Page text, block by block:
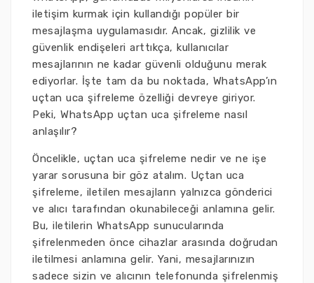
iletişim kurmak için kullandığı popüler bir
mesajlaşma uygulamasıdır. Ancak, gizlilik ve
güvenlik endişeleri arttıkça, kullanıcılar
mesajlarının ne kadar güvenli olduğunu merak
ediyorlar. İşte tam da bu noktada, WhatsApp’ın
uçtan uca şifreleme özelliği devreye giriyor.
Peki, WhatsApp uçtan uca şifreleme nasıl
anlaşılır?
Öncelikle, uçtan uca şifreleme nedir ve ne işe
yarar sorusuna bir göz atalım. Uçtan uca
şifreleme, iletilen mesajların yalnızca gönderici
ve alıcı tarafından okunabileceği anlamına gelir.
Bu, iletilerin WhatsApp sunucularında
şifrelenmeden önce cihazlar arasında doğrudan
iletilmesi anlamına gelir. Yani, mesajlarınızın
sadece sizin ve alıcının telefonunda şifrelenmiş